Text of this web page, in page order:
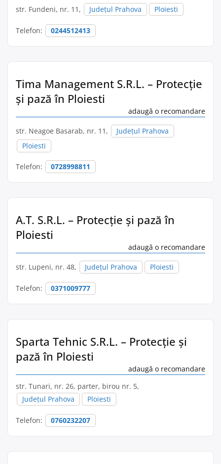
str. Fundeni, nr. 11, Județul Prahova Ploiesti
Telefon: 0244512413
Tima Management S.R.L. – Protecție
și pază în Ploiesti
adaugă o recomandare
str. Neagoe Basarab, nr. 11,
Județul Prahova
Ploiesti
Telefon: 0728998811
A.T. S.R.L. – Protecție și pază în
Ploiesti
adaugă o recomandare
str. Lupeni, nr. 48, Județul Prahova Ploiesti
Telefon: 0371009777
Sparta Tehnic S.R.L. – Protecție și
pază în Ploiesti
adaugă o recomandare
str. Tunari, nr. 26, parter, birou nr. 5,
Județul Prahova
Ploiesti
Telefon: 0760232207